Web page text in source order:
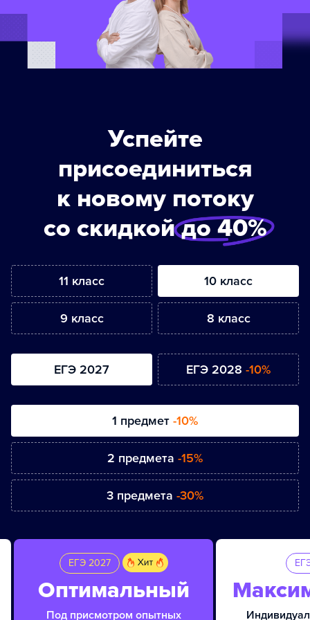
Успейте
присоединиться
к новому потоку
со скидкойдо 40%
11 класс 10 класс
9 класс 8 класс
ЕГЭ 2027 ЕГЭ 2028 -10%
1 предмет -10%
2 предмета -15%
3 предмета -30%
ЕГЭ 2027
Оптимальный
Под присмотром опытных